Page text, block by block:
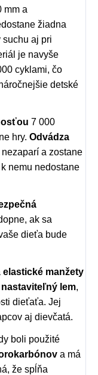
mm a
žiadna
aj pri
je navyše
cyklami, čo
detské
7 000
hry. Odvádza
a zostane
nemu nedostane
ak sa
dieťa bude
elastické manžety
nastaviteľný lem,
dieťaťa. Jej
aj dievčatá.
boli použité
a má
že spĺňa